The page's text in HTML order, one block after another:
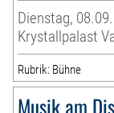
Dienstag,
Krystallpalast
Rubrik: Bühne
Musik am